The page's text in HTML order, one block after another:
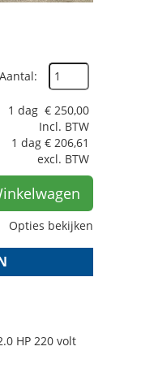
Aantal:
1 dag € 250,00
Incl. BTW
1 dag € 206,61
excl. BTW
Opties bekijken
HP 220 volt